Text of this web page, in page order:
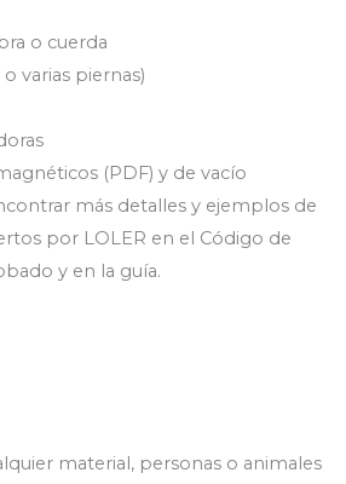
o cuerda
varias piernas)
(PDF) y de vacío
más detalles y ejemplos de
por LOLER en el Código de
y en la guía.
material, personas o animales